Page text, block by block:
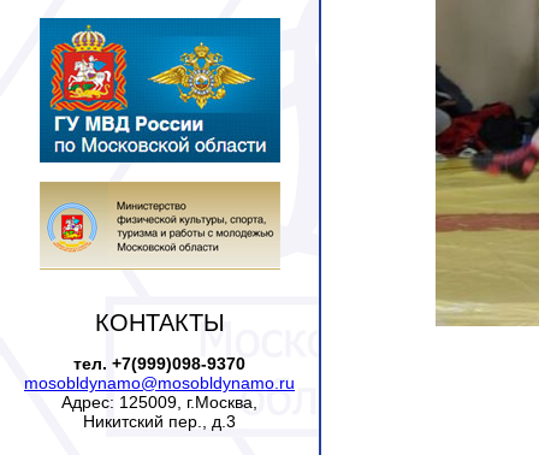
КОНТАКТЫ
тел. +7(999)098-9370
mosobldynamo@mosobldynamo.ru
Адрес: 125009, г.Москва,
Никитский пер., д.3